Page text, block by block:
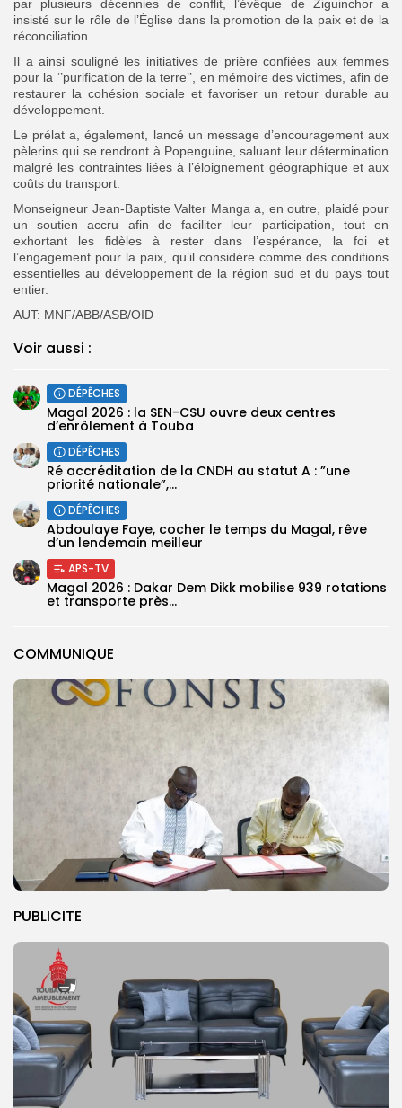
COMMUNIQUE
PUBLICITE
par plusieurs décennies de conflit, l’évêque de Ziguinchor a
insisté sur le rôle de l’Église dans la promotion de la paix et de la
réconciliation.
Il a ainsi souligné les initiatives de prière confiées aux femmes
pour la ‘’purification de la terre’’, en mémoire des victimes, afin de
restaurer la cohésion sociale et favoriser un retour durable au
développement.
Le prélat a, également, lancé un message d’encouragement aux
pèlerins qui se rendront à Popenguine, saluant leur détermination
malgré les contraintes liées à l’éloignement géographique et aux
coûts du transport.
Monseigneur Jean-Baptiste Valter Manga a, en outre, plaidé pour
un soutien accru afin de faciliter leur participation, tout en
exhortant les fidèles à rester dans l’espérance, la foi et
l’engagement pour la paix, qu’il considère comme des conditions
essentielles au développement de la région sud et du pays tout
entier.
AUT: MNF/ABB/ASB/OID
Voir aussi :
DÉPÊCHES
Magal 2026 : la SEN-CSU ouvre deux centres
d’enrôlement à Touba
DÉPÊCHES
Ré accréditation de la CNDH au statut A : ”une
priorité nationale”,...
DÉPÊCHES
Abdoulaye Faye, cocher le temps du Magal, rêve
d’un lendemain meilleur
APS-TV
Magal 2026 : Dakar Dem Dikk mobilise 939 rotations
et transporte près...